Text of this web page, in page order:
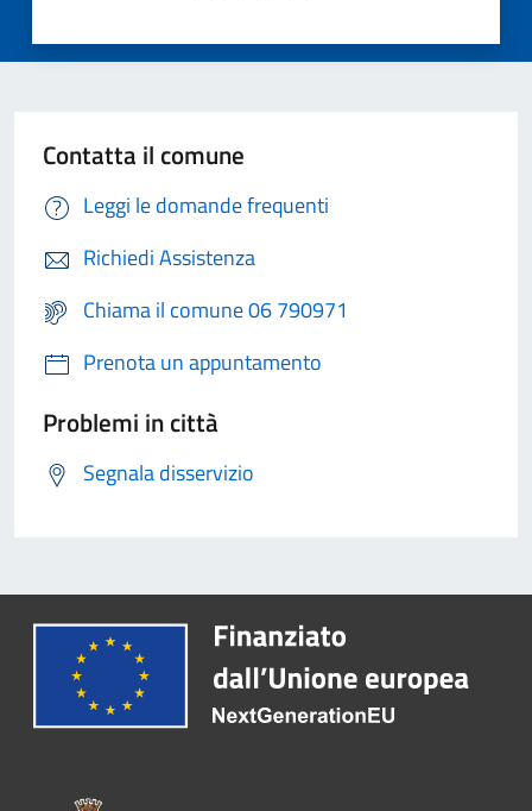
Contatta il comune
Leggi le domande frequenti
Richiedi Assistenza
Chiama il comune 06 790971
Prenota un appuntamento
Problemi in città
Segnala disservizio